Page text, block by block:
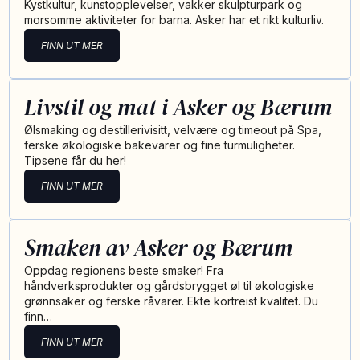
Kystkultur, kunstopplevelser, vakker skulpturpark og
morsomme aktiviteter for barna. Asker har et rikt kulturliv.
FINN UT MER
Livstil og mat i Asker og Bærum
Ølsmaking og destillerivisitt, velvære og timeout på Spa,
ferske økologiske bakevarer og fine turmuligheter.
Tipsene får du her!
FINN UT MER
Smaken av Asker og Bærum
Oppdag regionens beste smaker! Fra
håndverksprodukter og gårdsbrygget øl til økologiske
grønnsaker og ferske råvarer. Ekte kortreist kvalitet. Du
finn…
FINN UT MER